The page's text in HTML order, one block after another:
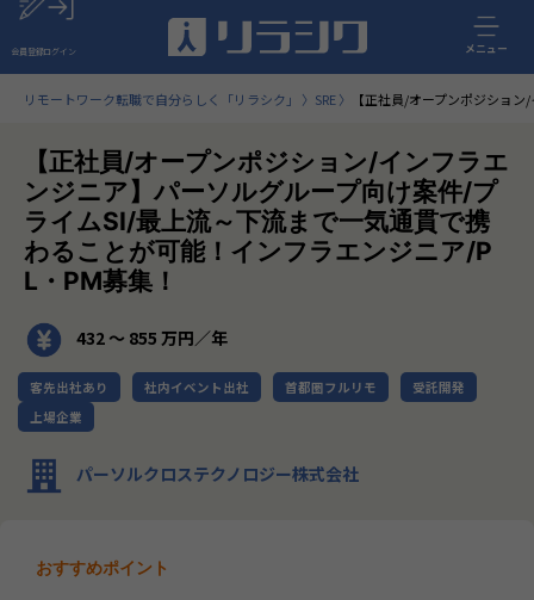
会員登録ログイン メニュー
リモートワーク転職で自分らしく「リラシク」 SRE 【正社員/オープンポジショ
【正社員/オープンポジション/インフラエ
ンジニア】パーソルグループ向け案件/プ
ライムSI/最上流～下流まで一気通貫で携
わることが可能！インフラエンジニア/P
L・PM募集！
432 〜 855 万円／年
客先出社あり 社内イベント出社 首都圏フルリモ
受託開発
上場企業
パーソルクロステクノロジー株式会社
おすすめポイント